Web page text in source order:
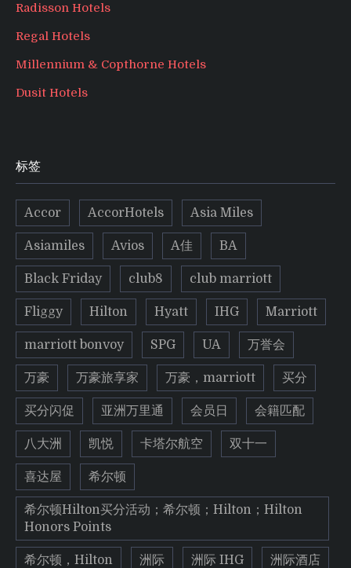
Radisson Hotels
Regal Hotels
Millennium & Copthorne Hotels
Dusit Hotels
标签
Accor AccorHotels Asia Miles
Asiamiles Avios A佳 BA
Black Friday club8 club marriott
Fliggy Hilton Hyatt IHG Marriott
marriott bonvoy SPG UA 万誉会
万豪 万豪旅享家 万豪，marriott 买分
买分闪促 亚洲万里通 会员日 会籍匹配
八大洲 凯悦 卡塔尔航空 双十一
喜达屋 希尔顿
希尔顿Hilton买分活动；希尔顿；Hilton；Hilton
Honors Points
希尔顿，Hilton 洲际 洲际 IHG 洲际酒店